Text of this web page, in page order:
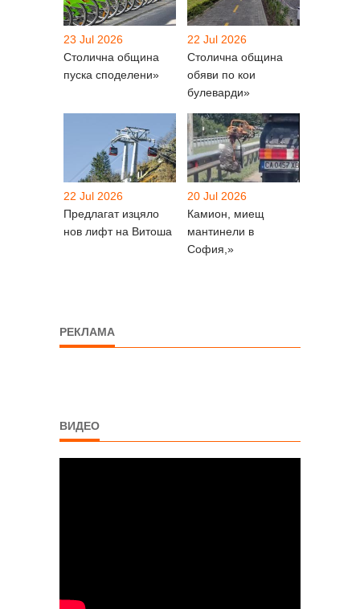
23 Jul 2026
Столична община
пуска споделени»
22 Jul 2026
Столична община
обяви по кои
булеварди»
22 Jul 2026
Предлагат изцяло
нов лифт на Витоша
20 Jul 2026
Камион, миещ
мантинели в
София,»
РЕКЛАМА
ВИДЕО